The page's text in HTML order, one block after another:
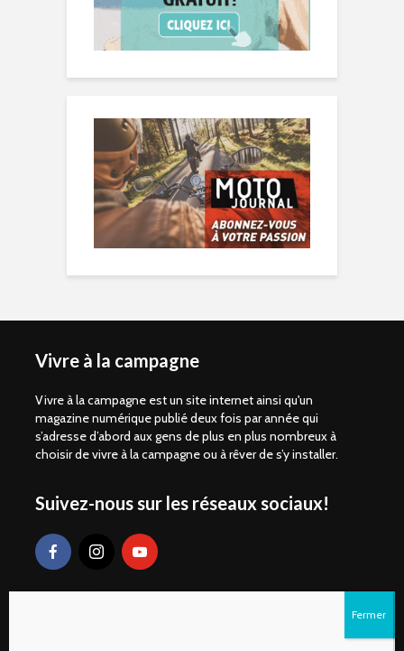
Vivre à la campagne
Vivre à la campagne est un site internet ainsi qu'un
magazine numérique publié deux fois par année qui
s’adresse d’abord aux gens de plus en plus nombreux à
choisir de vivre à la campagne ou à rêver de s’y installer.
Suivez-nous sur les réseaux sociaux!